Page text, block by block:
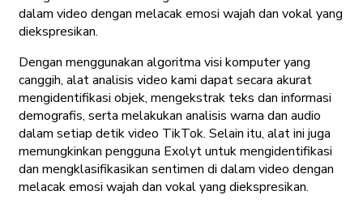
dalam video dengan melacak emosi wajah dan vokal yang
diekspresikan.
Dengan menggunakan algoritma visi komputer yang
canggih, alat analisis video kami dapat secara akurat
mengidentifikasi objek, mengekstrak teks dan informasi
demografis, serta melakukan analisis warna dan audio
dalam setiap detik video TikTok. Selain itu, alat ini juga
memungkinkan pengguna Exolyt untuk mengidentifikasi
dan mengklasifikasikan sentimen di dalam video dengan
melacak emosi wajah dan vokal yang diekspresikan.